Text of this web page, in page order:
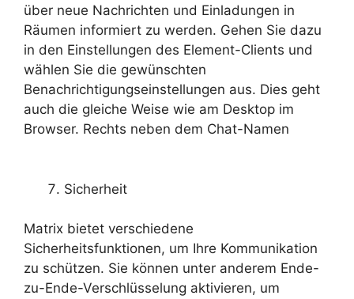
über neue Nachrichten und Einladungen in
Räumen informiert zu werden. Gehen Sie dazu
in den Einstellungen des Element-Clients und
wählen Sie die gewünschten
Benachrichtigungseinstellungen aus. Dies geht
auch die gleiche Weise wie am Desktop im
Browser. Rechts neben dem Chat-Namen
Sicherheit
Matrix bietet verschiedene
Sicherheitsfunktionen, um Ihre Kommunikation
zu schützen. Sie können unter anderem Ende-
zu-Ende-Verschlüsselung aktivieren, um